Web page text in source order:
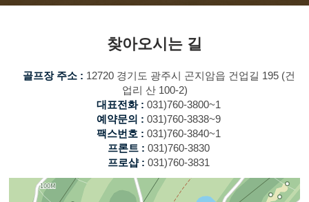
찾아오시는 길
골프장 주소 : 12720 경기도 광주시 곤지암읍 건업길 195 (건
업리 산 100-2)
대표전화 : 031)760-3800~1
예약문의 : 031)760-3838~9
팩스번호 : 031)760-3840~1
프론트 : 031)760-3830
프로샵 : 031)760-3831